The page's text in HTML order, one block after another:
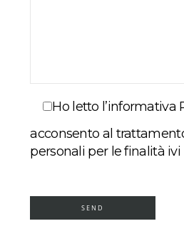
Ho letto l’informativa
acconsento al
personali per le finalità ivi